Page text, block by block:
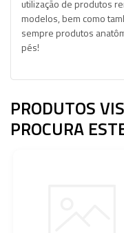
utilização de produtos
modelos, bem como
sempre produtos
pés!
PRODUTOS
PROCURA